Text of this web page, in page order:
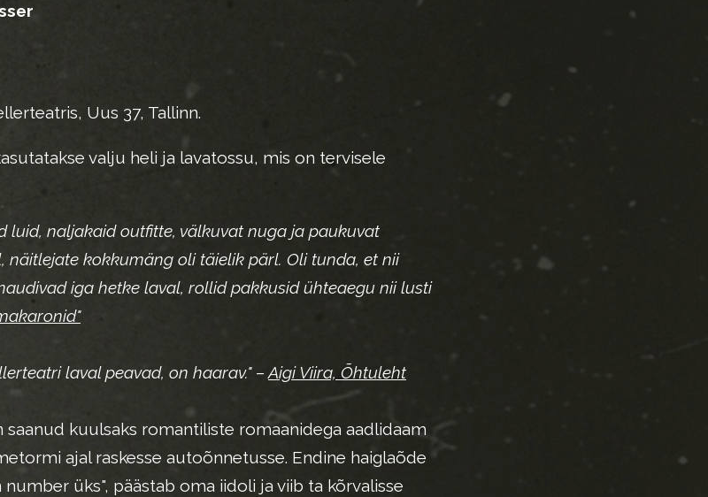
Uus 37, Tallinn.
valju heli ja lavatossu, mis on tervisele
luid, naljakaid outfitte, välkuvat nuga ja paukuvat
näitlejate kokkumäng oli täielik pärl. Oli tunda, et nii
iga hetke laval, rollid pakkusid ühteaegu nii lusti
laval peavad, on haarav." – Aigi Viira, Õhtuleht
saanud kuulsaks romantiliste romaanidega aadlidaam
ajal raskesse autoõnnetusse. Endine haiglaõde
üks", päästab oma iidoli ja viib ta kõrvalisse